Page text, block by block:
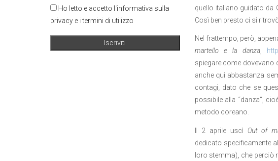
quello italiano guidato da
Così ben presto ci si
Nel frattempo, però,
martello e la danza,
spiegare come dovevano
anche qui abbastanza
contagi, dato che se
possibile alla “danza”,
metodo coreano.
Il 2 aprile uscì Out of
dedicato specificamente
loro stemma), che perciò
Ho letto e accetto l'informativa sulla
privacy e i termini di utilizzo